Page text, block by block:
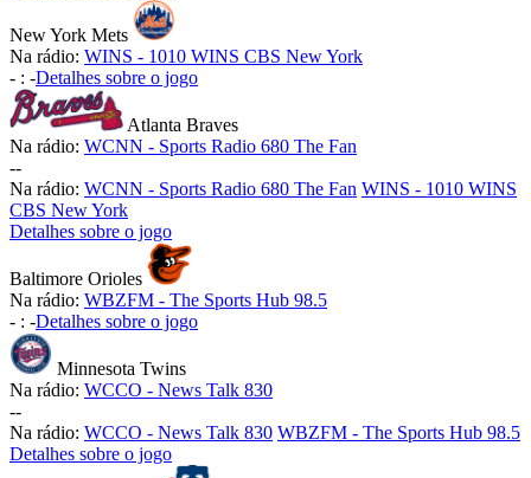
New York Mets
Na rádio: WINS - 1010 WINS CBS New York
- : -Detalhes sobre o jogo
Atlanta Braves
Na rádio: WCNN - Sports Radio 680 The Fan
--
Na rádio: WCNN - Sports Radio 680 The Fan WINS - 1010 WINS
CBS New York
Detalhes sobre o jogo
Baltimore Orioles
Na rádio: WBZFM - The Sports Hub 98.5
- : -Detalhes sobre o jogo
Minnesota Twins
Na rádio: WCCO - News Talk 830
--
Na rádio: WCCO - News Talk 830 WBZFM - The Sports Hub 98.5
Detalhes sobre o jogo